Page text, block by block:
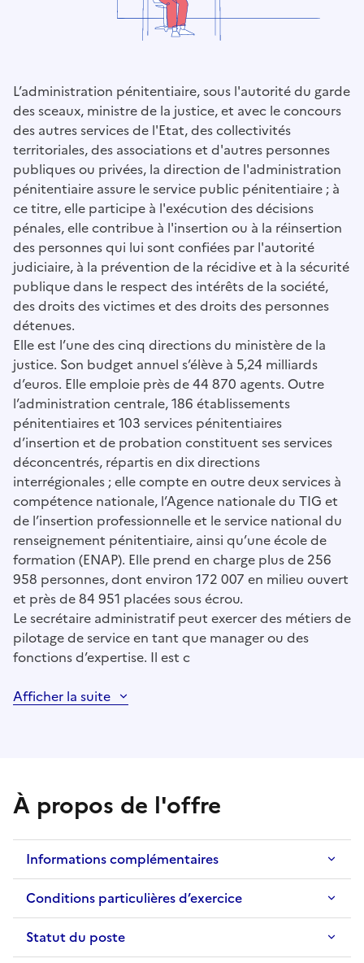
L’administration pénitentiaire, sous l'autorité du garde
des sceaux, ministre de la justice, et avec le concours
des autres services de l'Etat, des collectivités
territoriales, des associations et d'autres personnes
publiques ou privées, la direction de l'administration
pénitentiaire assure le service public pénitentiaire ; à
ce titre, elle participe à l'exécution des décisions
pénales, elle contribue à l'insertion ou à la réinsertion
des personnes qui lui sont confiées par l'autorité
judiciaire, à la prévention de la récidive et à la sécurité
publique dans le respect des intérêts de la société,
des droits des victimes et des droits des personnes
détenues.
Elle est l’une des cinq directions du ministère de la
justice. Son budget annuel s’élève à 5,24 milliards
d’euros. Elle emploie près de 44 870 agents. Outre
l’administration centrale, 186 établissements
pénitentiaires et 103 services pénitentiaires
d’insertion et de probation constituent ses services
déconcentrés, répartis en dix directions
interrégionales ; elle compte en outre deux services à
compétence nationale, l’Agence nationale du TIG et
de l’insertion professionnelle et le service national du
renseignement pénitentiaire, ainsi qu’une école de
formation (ENAP). Elle prend en charge plus de 256
958 personnes, dont environ 172 007 en milieu ouvert
et près de 84 951 placées sous écrou.
Le secrétaire administratif peut exercer des métiers de
pilotage de service en tant que manager ou des
fonctions d’expertise. Il est c
Afficher la suite
À propos de l'offre
Informations complémentaires
Conditions particulières d’exercice
Statut du poste